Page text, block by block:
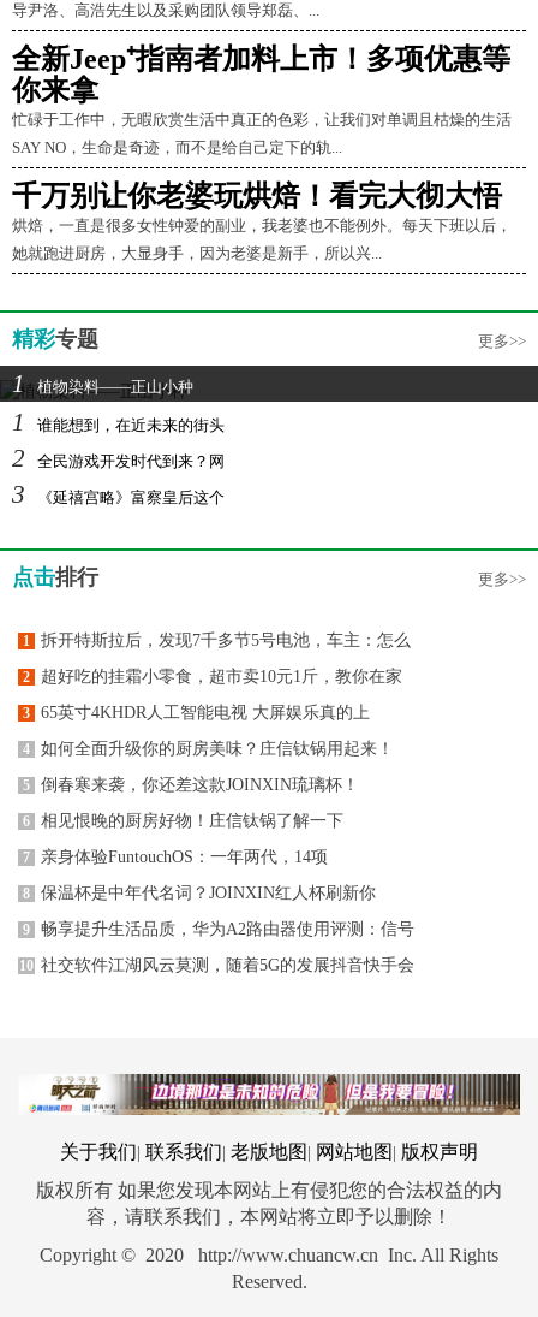
导尹洛、高浩先生以及采购团队领导郑磊、...
全新Jeep⁺指南者加料上市！多项优惠等
你来拿
忙碌于工作中，无暇欣赏生活中真正的色彩，让我们对单调且枯燥的生活
SAY NO，生命是奇迹，而不是给自己定下的轨...
千万别让你老婆玩烘焙！看完大彻大悟
烘焙，一直是很多女性钟爱的副业，我老婆也不能例外。每天下班以后，
她就跑进厨房，大显身手，因为老婆是新手，所以兴...
精彩专题 更多>>
1 植物染料——正山小种
1 谁能想到，在近未来的街头
2 全民游戏开发时代到来？网
3 《延禧宫略》富察皇后这个
点击排行 更多>>
1 拆开特斯拉后，发现7千多节5号电池，车主：怎么
2 超好吃的挂霜小零食，超市卖10元1斤，教你在家
3 65英寸4KHDR人工智能电视 大屏娱乐真的上
4 如何全面升级你的厨房美味？庄信钛锅用起来！
5 倒春寒来袭，你还差这款JOINXIN琉璃杯！
6 相见恨晚的厨房好物！庄信钛锅了解一下
7 亲身体验FuntouchOS：一年两代，14项
8 保温杯是中年代名词？JOINXIN红人杯刷新你
9 畅享提升生活品质，华为A2路由器使用评测：信号
10 社交软件江湖风云莫测，随着5G的发展抖音快手会
关于我们 联系我们 老版地图 网站地图
版权声明
版权所有 如果您发现本网站上有侵犯您的合法权益的内
容，请联系我们，本网站将立即予以删除！
Copyright © 2020 http://www.chuancw.cn Inc. All Rights
Reserved.